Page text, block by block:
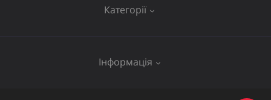
Категорії
Інформація